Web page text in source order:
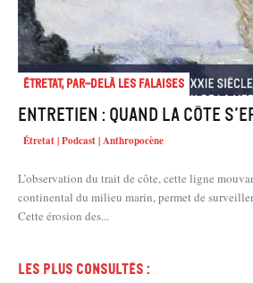
Étretat, par-delà les falaises
Entretien : Quand la côte
Étretat | Podcast | Anthropocène
L’observation du trait de côte, cette ligne
continental du milieu marin, permet de
Cette érosion des...
Les plus consultés :